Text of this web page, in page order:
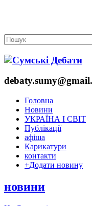
Головна
Новини
УКРАЇНА І СВІТ
Публікації
афіша
Карикатури
контакти
+Додати новину
новини